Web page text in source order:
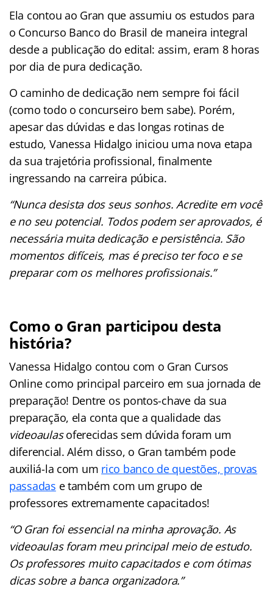
Ela contou ao Gran que assumiu os estudos para
o Concurso Banco do Brasil de maneira integral
desde a publicação do edital: assim, eram 8 horas
por dia de pura dedicação.
O caminho de dedicação nem sempre foi fácil
(como todo o concurseiro bem sabe). Porém,
apesar das dúvidas e das longas rotinas de
estudo, Vanessa Hidalgo iniciou uma nova etapa
da sua trajetória profissional, finalmente
ingressando na carreira púbica.
“Nunca desista dos seus sonhos. Acredite em você
e no seu potencial. Todos podem ser aprovados, é
necessária muita dedicação e persistência. São
momentos difíceis, mas é preciso ter foco e se
preparar com os melhores profissionais.”
Como o Gran participou desta
história?
Vanessa Hidalgo contou com o Gran Cursos
Online como principal parceiro em sua jornada de
preparação! Dentre os pontos-chave da sua
preparação, ela conta que a qualidade das
videoaulasoferecidas sem dúvida foram um
diferencial. Além disso, o Gran também pode
auxiliá-la com um rico banco de questões, provas
passadas e também com um grupo de
professores extremamente capacitados!
“O Gran foi essencial na minha aprovação. As
videoaulas foram meu principal meio de estudo.
Os professores muito capacitados e com ótimas
dicas sobre a banca organizadora.”